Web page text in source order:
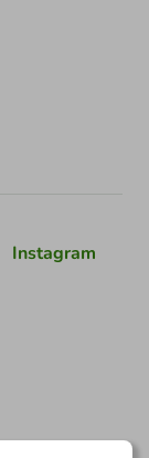
Instagram